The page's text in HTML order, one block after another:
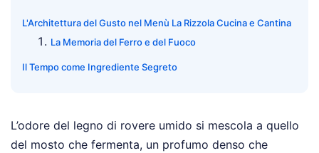
L'Architettura del Gusto nel Menù La Rizzola Cucina e Cantina
La Memoria del Ferro e del Fuoco
Il Tempo come Ingrediente Segreto
L’odore del legno di rovere umido si mescola a quello
del mosto che fermenta, un profumo denso che